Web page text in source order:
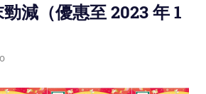
減（優惠至 2023 年 1